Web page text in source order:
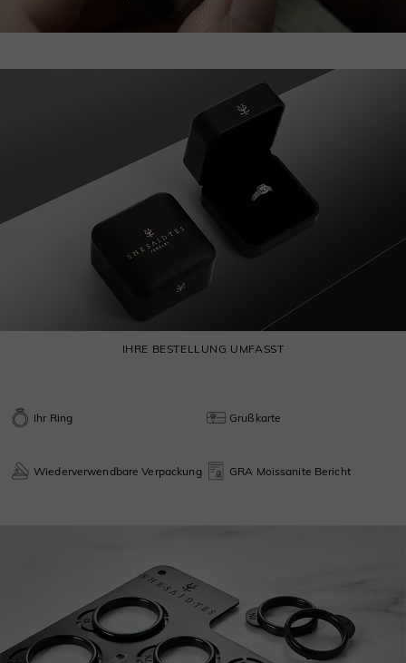
IHRE BESTELLUNG UMFASST
Ihr Ring Grußkarte
Wiederverwendbare Verpackung GRA Moissanite Bericht